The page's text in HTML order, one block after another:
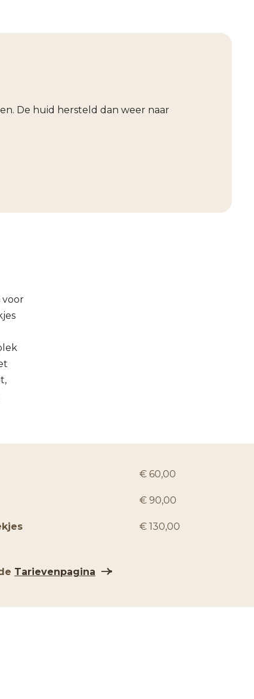
De huid hersteld dan weer naar
voor
€ 60,00
€ 90,00
€ 130,00
Tarievenpagina